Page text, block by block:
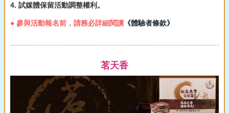
4. 試媒體保留活動調整權利。
● 參與活動報名前，請務必詳細閱讀 《體驗者條款》
茗天香